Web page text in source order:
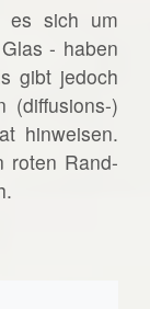
es sich um
- haben
gibt jedoch
(diffusions-)
hinweisen.
roten Rand-